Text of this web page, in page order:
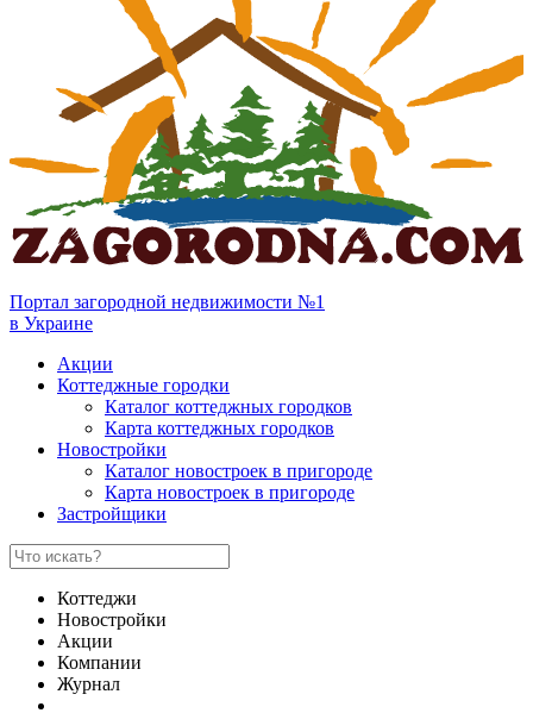
Портал загородной недвижимости №1
в Украине
Акции
Коттеджные городки
Каталог коттеджных городков
Карта коттеджных городков
Новостройки
Каталог новостроек в пригороде
Карта новостроек в пригороде
Застройщики
Коттеджи
Новостройки
Акции
Компании
Журнал